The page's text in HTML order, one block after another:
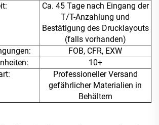
Ca. 45 Tage nach Eingang der
T/T-Anzahlung und
Bestätigung des Drucklayouts
(falls vorhanden)
FOB, CFR, EXW
10+
Professioneller Versand
gefährlicher Materialien in
Behältern